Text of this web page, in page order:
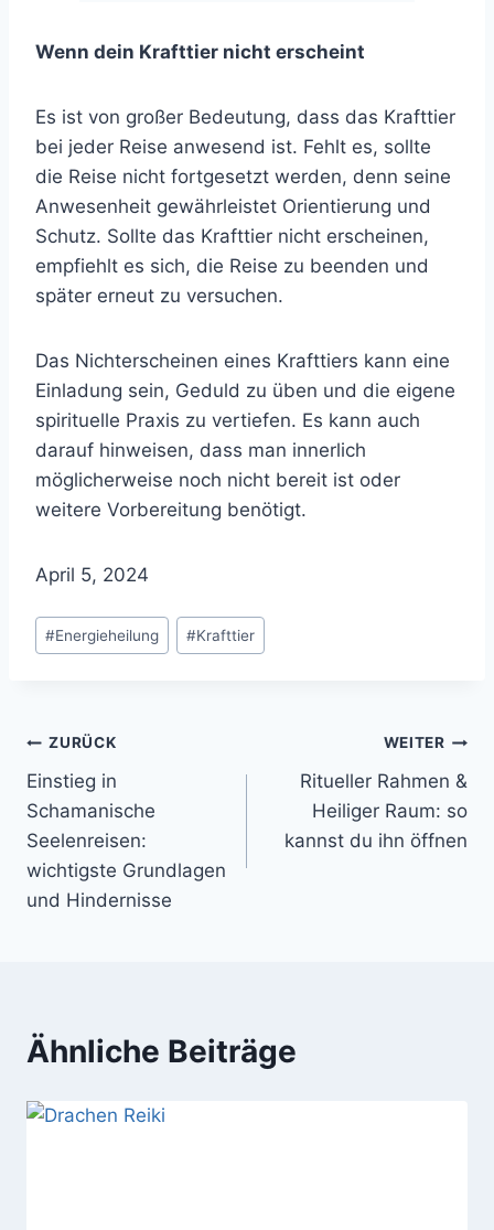
Wenn dein Krafttier nicht erscheint
Es ist von großer Bedeutung, dass das Krafttier
bei jeder Reise anwesend ist. Fehlt es, sollte
die Reise nicht fortgesetzt werden, denn seine
Anwesenheit gewährleistet Orientierung und
Schutz. Sollte das Krafttier nicht erscheinen,
empfiehlt es sich, die Reise zu beenden und
später erneut zu versuchen.
Das Nichterscheinen eines Krafttiers kann eine
Einladung sein, Geduld zu üben und die eigene
spirituelle Praxis zu vertiefen. Es kann auch
darauf hinweisen, dass man innerlich
möglicherweise noch nicht bereit ist oder
weitere Vorbereitung benötigt.
April 5, 2024
Schlagworte:
#Energieheilung #Krafttier
Beitragsnavigation
ZURÜCK
Einstieg in
Schamanische
Seelenreisen:
wichtigste Grundlagen
und Hindernisse
WEITER
Ritueller Rahmen &
Heiliger Raum: so
kannst du ihn öffnen
Ähnliche Beiträge